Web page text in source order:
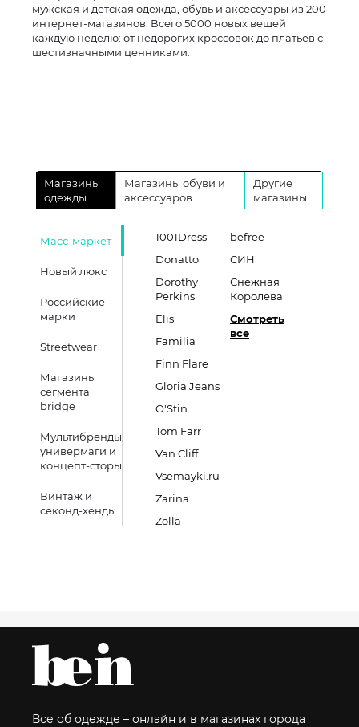
мужская и детская одежда, обувь и аксессуары из 200
интернет-магазинов. Всего 5000 новых вещей
каждую неделю: от недорогих кроссовок до платьев с
шестизначными ценниками.
Магазины
одежды
Магазины обуви и
аксессуаров
Другие
магазины
Масс-маркет
Новый люкс
Российские
марки
Streetwear
Магазины
сегмента
bridge
Мультибренды,
универмаги и
концепт-сторы
Винтаж и
секонд-хенды
1001Dress
Donatto
Dorothy
Perkins
Elis
Familia
Finn Flare
Gloria Jeans
O'Stin
Tom Farr
Van Cliff
Vsemayki.ru
Zarina
Zolla
befree
СИН
Снежная
Королева
Смотреть
все
Все об одежде – онлайн и в магазинах города